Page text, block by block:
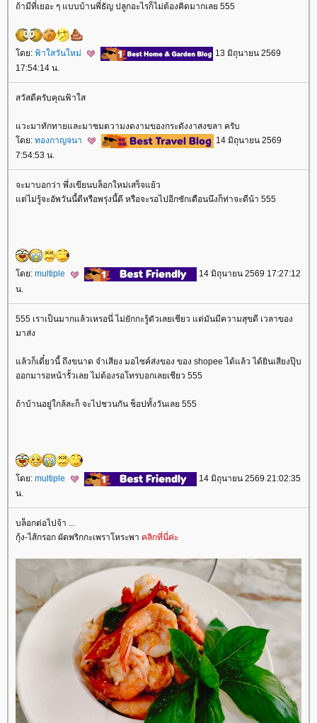
ถ้ามีที่เยอะ ๆ แบบบ้านพี่ธัญ ปลูกอะไรก็ไม่ต้องคิดมากเลย 555
ดย: ฟ้าใสวันใหม่
13 มิถุนายน 2569
17:54:14 น.
สวัสดีครับคุณฟ้าใส
วะมาทักทายและมาชมตวามงดงามของกระดังงาสงขลา ครับ
ดย: ทองกาญจนา
14 มิถุนายน 2569
7:54:53 น.
จะมาบอกว่า พึ่งเขียนบล็อกใหม่เสร็จแย้ว
ต่ไม่รู้จะอัพวันนี้ดีหรือพรุ่งนี้ดี หรือจะรอไปอีกซักเดือนนึงก็ท่าจะดีน้า 555
ดย: multiple
14 มิถุนายน 2569 17:27:12
น.
555 เราเป็นมากแล้วเหรอนี่ ไม่ยักกะรู้ตัวเลยเชียว แต่มันมีความสุขดี เวลาของ
มาส่ง
ล้วก็เดี๋ยวนี้ ถึงขนาด จำเสียง มอไซค์ส่งของ ของ shopee ได้แล้ว ได้ยินเสียงปุ๊บ
ออกมารอหน้ารั้วเลย ไม่ต้องรอโทรบอกเลยเชียว 555
ถ้าบ้านอยู่ใกล้ละก็ จะไปชวนกัน ช็อปทั้งวันเลย 555
ดย: multiple
14 มิถุนายน 2569 21:02:35
น.
บล็อกต่อไปจ้า ...
กุ้ง-ไส้กรอก ผัดพริกกะเพราโหระพา คลิกที่นี่ค่ะ